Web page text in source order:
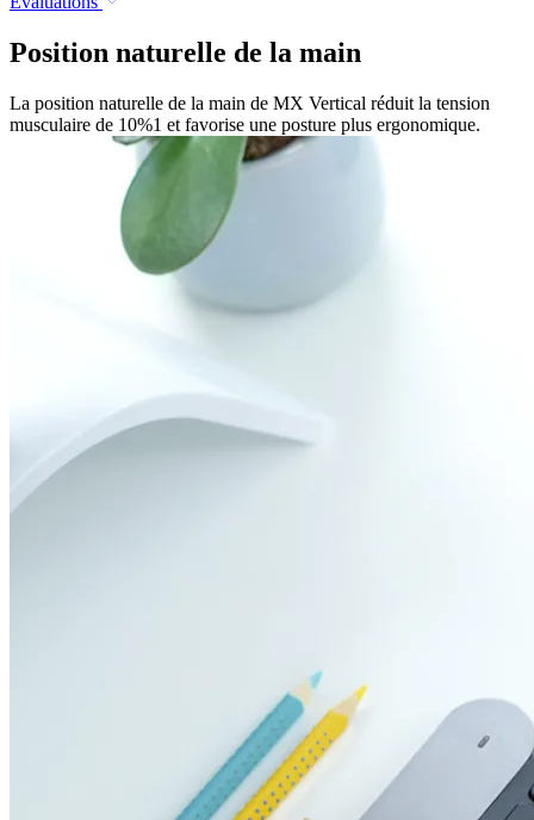
Position naturelle de la main
La position naturelle de la main de MX Vertical réduit la tension
musculaire de 10%1 et favorise une posture plus ergonomique.